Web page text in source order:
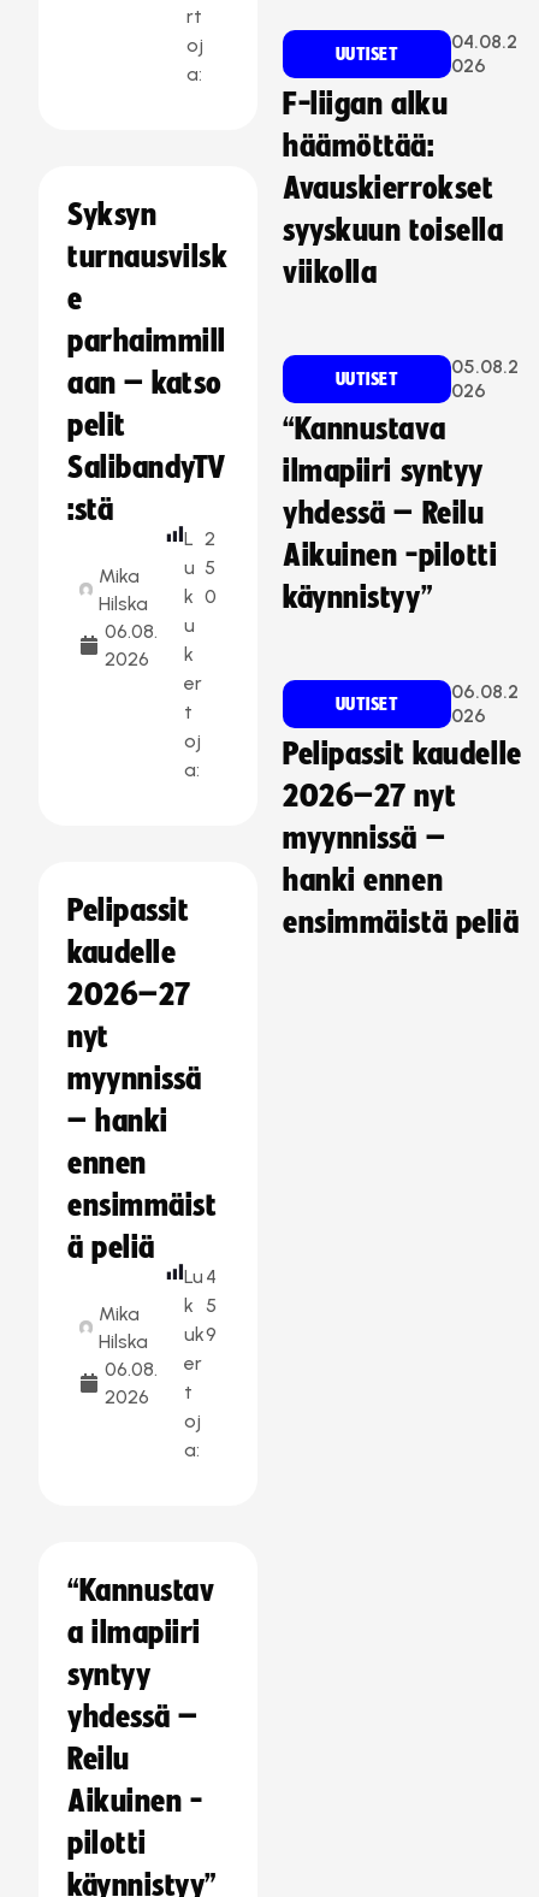
rt
oj
a:
Syksyn
turnausvilsk
e
parhaimmill
aan – katso
pelit
SalibandyTV
:stä
Mika
Hilska
06.08.
2026
L
u
k
u
k
er
t
oj
a:
2
5
0
Pelipassit
kaudelle
2026–27
nyt
myynnissä
– hanki
ennen
ensimmäist
ä peliä
Mika
Hilska
06.08.
2026
Lu
k
uk
er
t
oj
a:
4
5
9
“Kannustav
a ilmapiiri
syntyy
yhdessä –
Reilu
Aikuinen -
pilotti
käynnistyy”
UUTISET
04.08.2
026
F-liigan alku
häämöttää:
Avauskierrokset
syyskuun toisella
viikolla
UUTISET
05.08.2
026
“Kannustava
ilmapiiri syntyy
yhdessä – Reilu
Aikuinen -pilotti
käynnistyy”
UUTISET
06.08.2
026
Pelipassit kaudelle
2026–27 nyt
myynnissä –
hanki ennen
ensimmäistä peliä